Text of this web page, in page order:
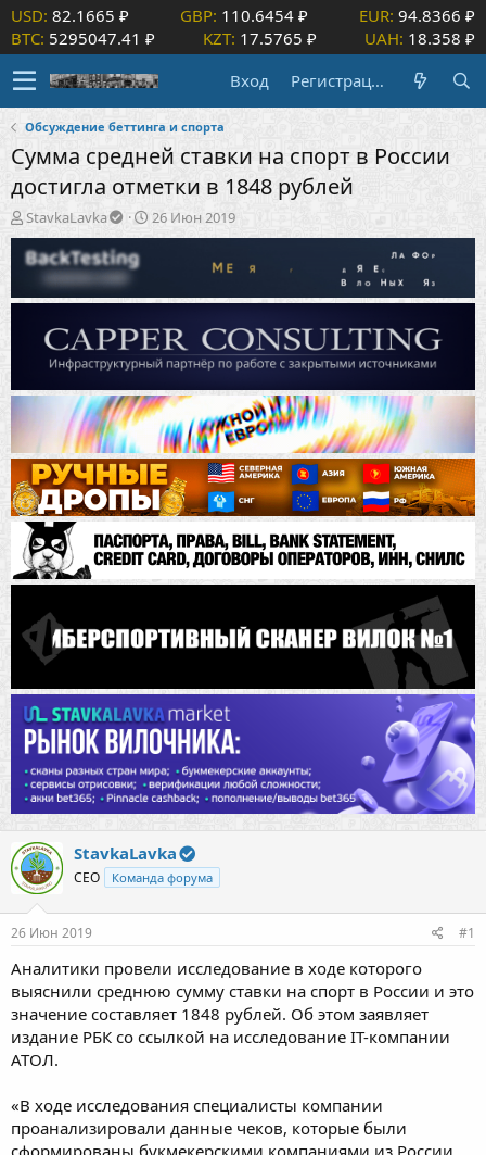
USD: 82.1665 ₽ GBP: 110.6454 ₽ EUR: 94.8366 ₽
BTC: 5295047.41 ₽ KZT: 17.5765 ₽ UAH: 18.358 ₽
Вход
Регистрация
Обсуждение беттинга и спорта
Сумма средней ставки на спорт в России
достигла отметки в 1848 рублей
А
в
т
р
StavkaLavka
Д
а
н
ч
а
л
а
26 Июн 2019
StavkaLavka
CEO Команда форума
26 Июн 2019 #1
Аналитики провели исследование в ходе которого
выяснили среднюю сумму ставки на спорт в России и это
значение составляет 1848 рублей. Об этом заявляет
издание РБК со ссылкой на исследование IT-компании
АТОЛ.
«В ходе исследования специалисты компании
проанализировали данные чеков, которые были